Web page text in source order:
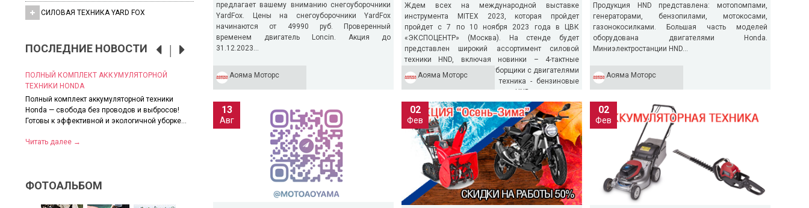
СИЛОВАЯ ТЕХНИКА YARD FOX
ПОСЛЕДНИЕ НОВОСТИ
ПОЛНЫЙ КОМПЛЕКТ АККУМУЛЯТОРНОЙ
ТЕХНИКИ HONDA
Полный комплект аккумуляторной техники
Honda — свобода без проводов и выбросов!
Готовы к эффективной и экологичной уборке...
Читать далее →
СКИДКИ НА ВСЕ МОТОПОМПЫ HONDA!
Грандиозные скидки на все мотопомпы Honda!
позаботиться о надёжной технике для вашего...
Читать далее
ПРЕДСТАВЛЯЕМ СНЕГОУБОРОЧНУЮ ТЕХНИКУ
HND С ДВИГАТЕЛЯМИ HONDA!
двигателями Honda! Продукция HND в наличии,
в наших салонах....
СНЕГОУБОРОЧНИКИ YARDFOX ОТ 49990 РУБ.
В преддверии зимы компания "АОЯМА
снегоуборочники YardFox. Цены на
снегоуборочники YardFox...
Читать далее →
пройдет с 7 по 10 ноября 2023
ФОТОАЛЬБОМ
предлагает вашему вниманию снегоуборочники
YardFox. Цены на снегоуборочники YardFox
начинаются от 49990 руб. Проверенный
временем двигатель Loncin. Акция до
31.12.2023...
Аояма Моторс
Ждем всех на международной выставке
инструмента MITEX 2023, которая пройдет
пройдет с 7 по 10 ноября 2023 года в ЦВК
«ЭКСПОЦЕНТР» (Москва). На стенде будет
представлен широкий ассортимент силовой
техники HND, включая новинки – 4-тактные
лодочные моторы, снегоуборщики с двигателями
Honda, а также силовая техника - бензиновые
инверторные генераторы HND и мини-
электростанции...
Аояма Моторс
Продукция HND представлена: мотопомпами,
генераторами, бензопилами, мотокосами,
газонокосилками. Большая часть моделей
оборудована двигателями Honda.
Миниэлектростанции HND...
Аояма Моторс
13
Авг
02
Фев
02
Фев